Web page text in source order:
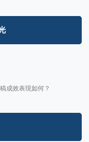
成效表現如何？